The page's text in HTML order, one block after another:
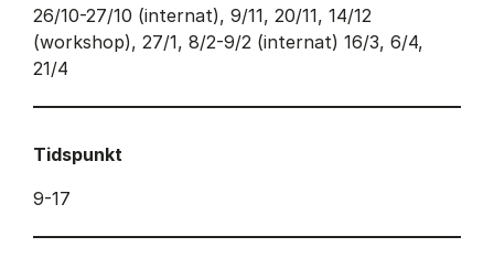
26/10-27/10 (internat), 9/11, 20/11, 14/12
(workshop), 27/1, 8/2-9/2 (internat) 16/3, 6/4,
21/4
Tidspunkt
9-17